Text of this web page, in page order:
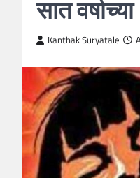
सात
Kanthak Suryatale